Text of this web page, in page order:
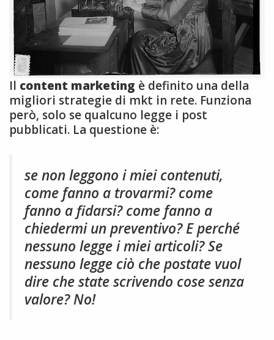
Il content marketing è definito una della
migliori strategie di mkt in rete. Funziona
però, solo se qualcuno legge i post
pubblicati. La questione è:
se non leggono i miei contenuti,
come fanno a trovarmi? come
fanno a fidarsi? come fanno a
chiedermi un preventivo? E perché
nessuno legge i miei articoli? Se
nessuno legge ciò che postate vuol
dire che state scrivendo cose senza
valore? No!